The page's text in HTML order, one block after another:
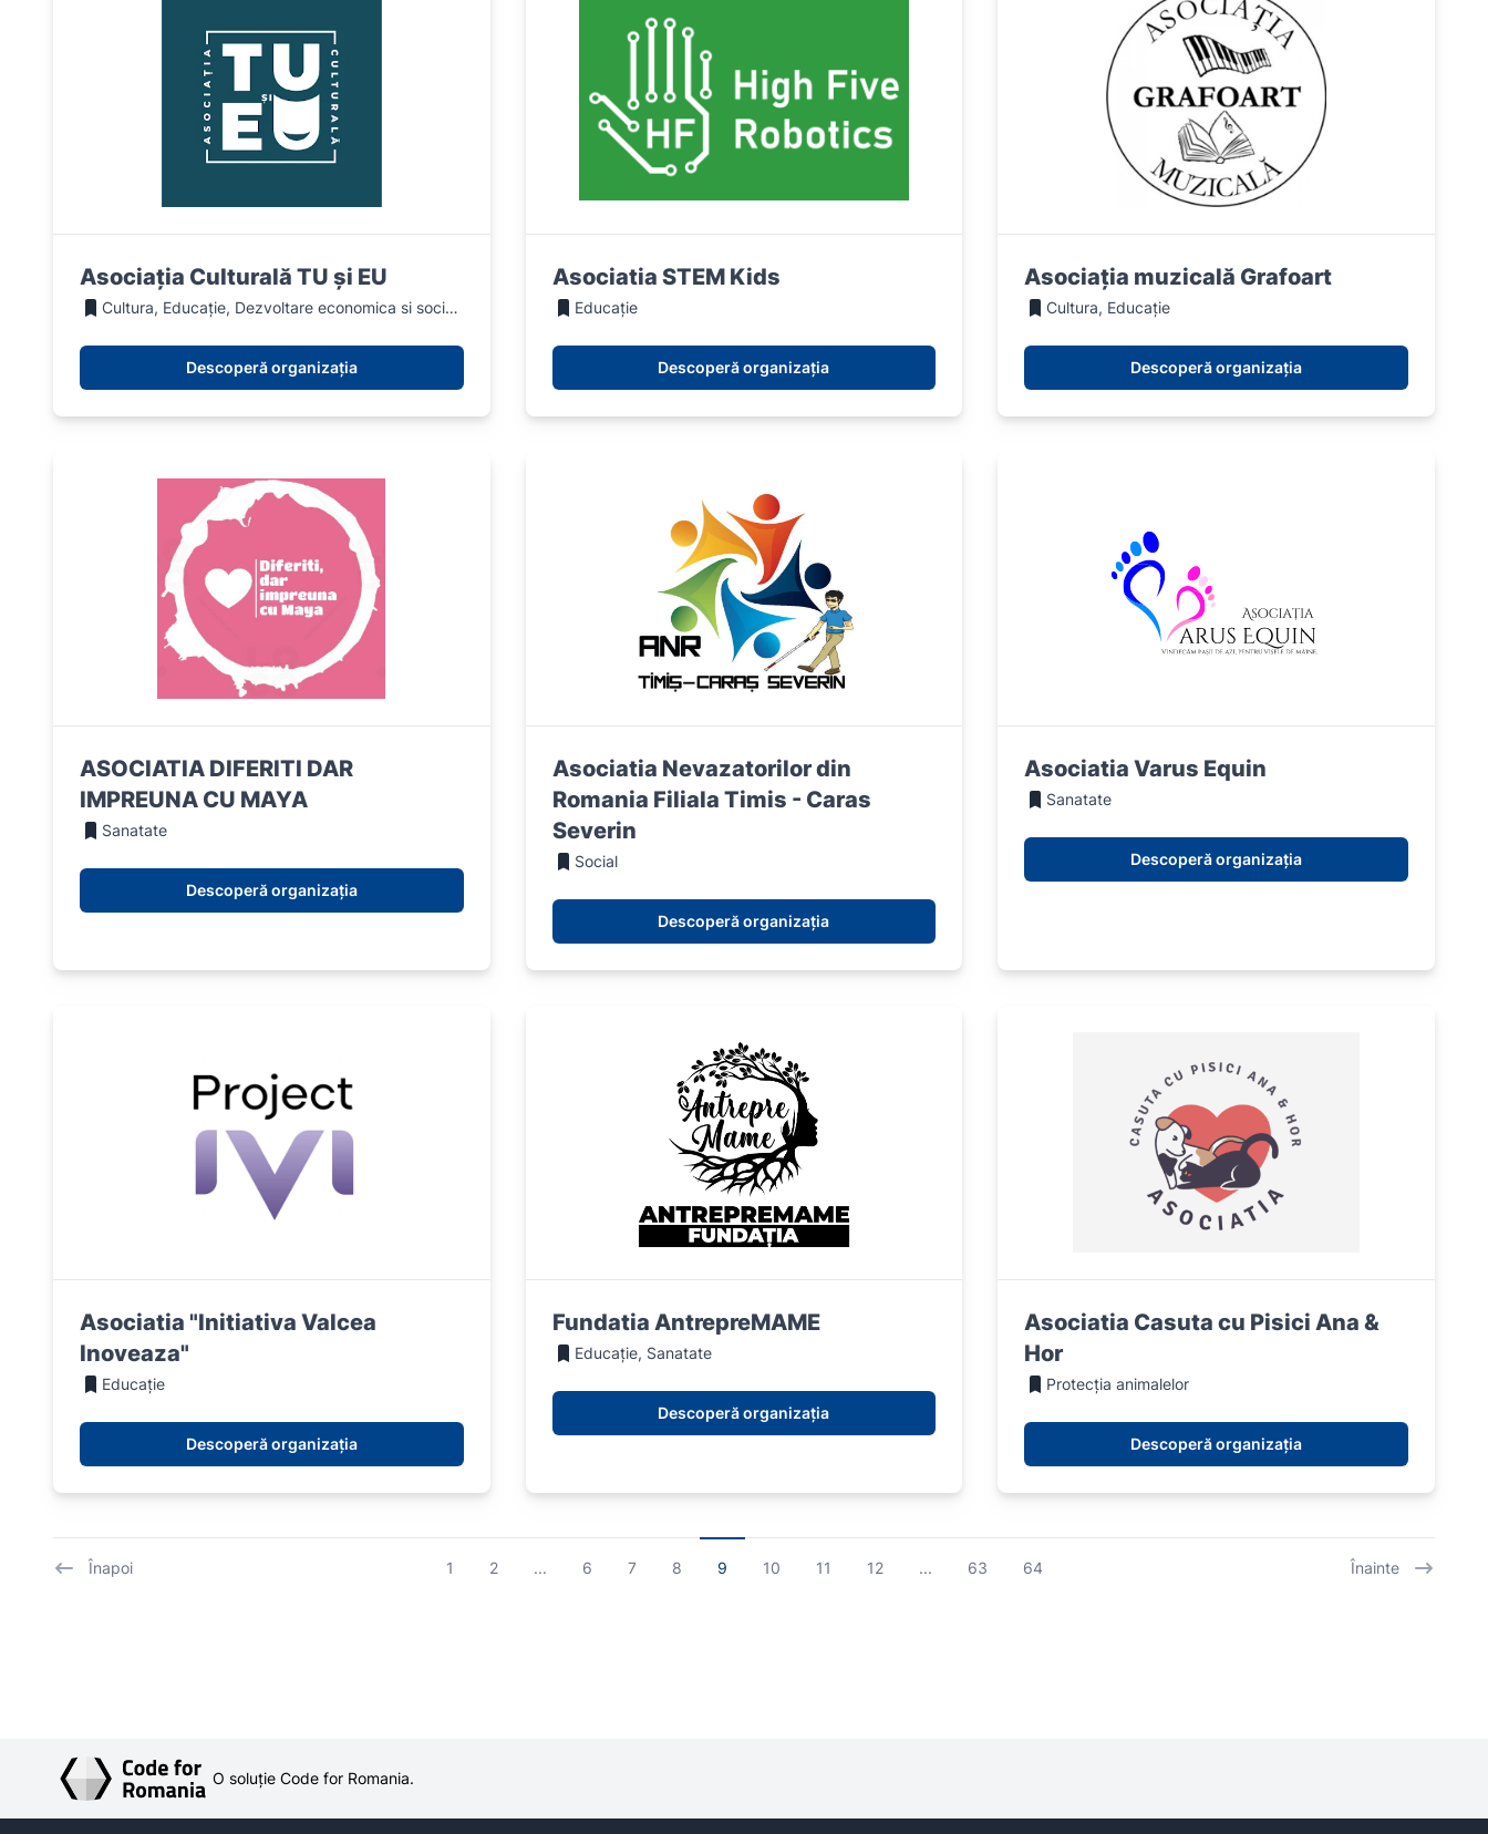
Asociația Culturală TU și EU
Cultura, Educație, Dezvoltare economica si sociala, Social
Descoperă organizația
Asociatia STEM Kids
Educație
Descoperă organizația
Asociaţia muzicală Grafoart
Cultura, Educație
Descoperă organizația
ASOCIATIA DIFERITI DAR
IMPREUNA CU MAYA
Sanatate
Descoperă organizația
Asociatia Nevazatorilor din
Romania Filiala Timis - Caras
Severin
Social
Descoperă organizația
Asociatia Varus Equin
Sanatate
Descoperă organizația
Asociatia "Initiativa Valcea
Inoveaza"
Educație
Descoperă organizația
Fundatia AntrepreMAME
Educație, Sanatate
Descoperă organizația
Asociatia Casuta cu Pisici Ana &
Hor
Protecția animalelor
Descoperă organizația
Înapoi 1 2 ... 6 7 8 9 10 11 12 ... 63 64 Înainte
O soluție Code for Romania.